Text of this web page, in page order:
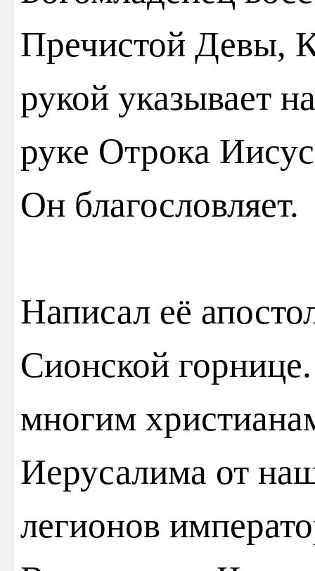
Пречистой Девы,
рукой указывает
руке Отрока
Он благословляет.
Написал её
Сионской
многим
Иерусалима от
легионов